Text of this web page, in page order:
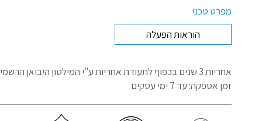
מפרט טכני
הוראות הפעלה
אחריות 3 שנים בכפוף לתעודת אחריות
ע"י המילטון היבואן הרשמי
זמן אספקה: עד 7 ימי עסקים